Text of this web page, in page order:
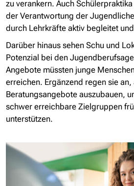
zu verankern. Auch
der Verantwortung der
durch Lehrkräfte aktiv begleitet
Darüber hinaus sehen Schu und
Potenzial bei den
Angebote müssten junge
erreichen. Ergänzend regen sie
Beratungsangebote auszubauen,
schwer erreichbare Zielgruppen
unterstützen.